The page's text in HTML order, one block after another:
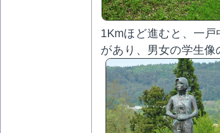
1Kmほど進むと、一
があり、男女の学生